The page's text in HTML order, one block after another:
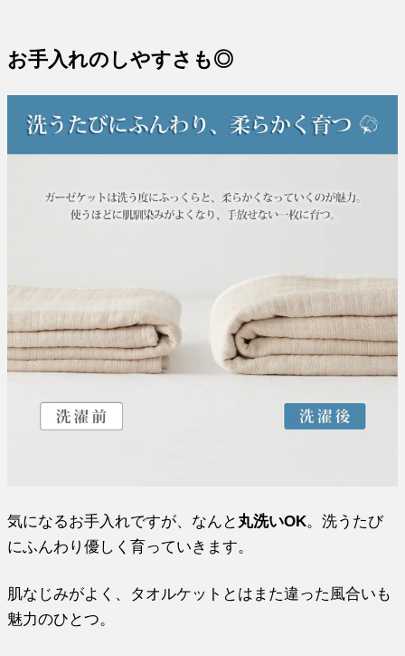
お手入れのしやすさも◎
気になるお手入れですが、なんと 丸洗いOK。洗うたび
にふんわり優しく育っていきます。
肌なじみがよく、タオルケットとはまた違った風合いも
魅力のひとつ。